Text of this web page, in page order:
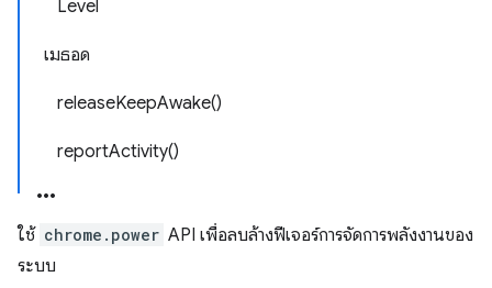
Level
เมธอด
releaseKeepAwake()
reportActivity()
ใช้ chrome.power API เพื่อลบล้างฟีเจอร์การจัดการพลังงานของ
ระบบ